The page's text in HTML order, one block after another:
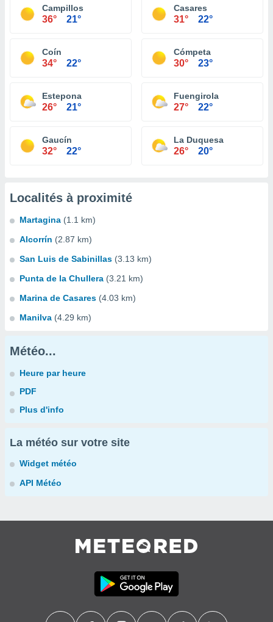
Campillos
36° 21°
Casares
31° 22°
Coín
34° 22°
Cómpeta
30° 23°
Estepona
26° 21°
Fuengirola
27° 22°
Gaucín
32° 22°
La Duquesa
26° 20°
Localités à proximité
Martagina (1.1 km)
Alcorrín (2.87 km)
San Luis de Sabinillas (3.13 km)
Punta de la Chullera (3.21 km)
Marina de Casares (4.03 km)
Manilva (4.29 km)
Météo...
Heure par heure
PDF
Plus d'info
La météo sur votre site
Widget météo
API Météo